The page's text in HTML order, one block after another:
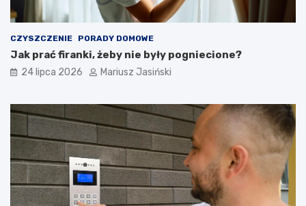
CZYSZCZENIE PORADY DOMOWE
Jak prać firanki, żeby nie były pogniecione?
24 lipca 2026 Mariusz Jasiński